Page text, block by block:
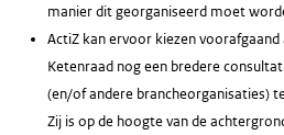
manier dit georganiseerd moet
ActiZ kan ervoor kiezen
Ketenraad nog een bredere
(en/of andere brancheorganisaties)
Zij is op de hoogte van de